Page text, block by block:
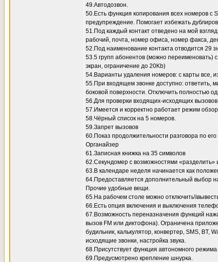
49.Автодозвон.
50.Есть функция копирования всех номеров с
предупреждение. Помогает избежать
51.Под каждый контакт отведено на мой
рабочий, почта, номер офиса, номер факса,
52.Под наименование контакта отводится 29
53.5 групп абонентов (можно переименовать)
экран, ограничение до 20Kb)
54.Варианты удаления номеров: с карты все,
55.При входящем звонке доступно: ответить,
боковой поверхности. Отключить полностью
56.Для проверки входящих-исходящих
57.Имеется и корректно работает режим
58.Чёрный список на 5 номеров.
59.Запрет вызовов
60.Показ продолжительности разговора по
Органайзер
61.Записная книжка на 35 символов
62.Секундомер с возможностями «разделить»
63.В календаре неделя начинается как
64.Предоставляется дополнительный выбор
Прочие удобные вещи.
65.На рабочем столе можно
66.Есть опция включения и выключения
67.Возможность переназначения функций
вызов FM или диктофона). Ограничена
будильник, калькулятор, конвертер, SMS, BT,
исходящие звонки, настройка звука.
68.Присутствует функция автономного
69.Предусмотрено крепление шнурка.